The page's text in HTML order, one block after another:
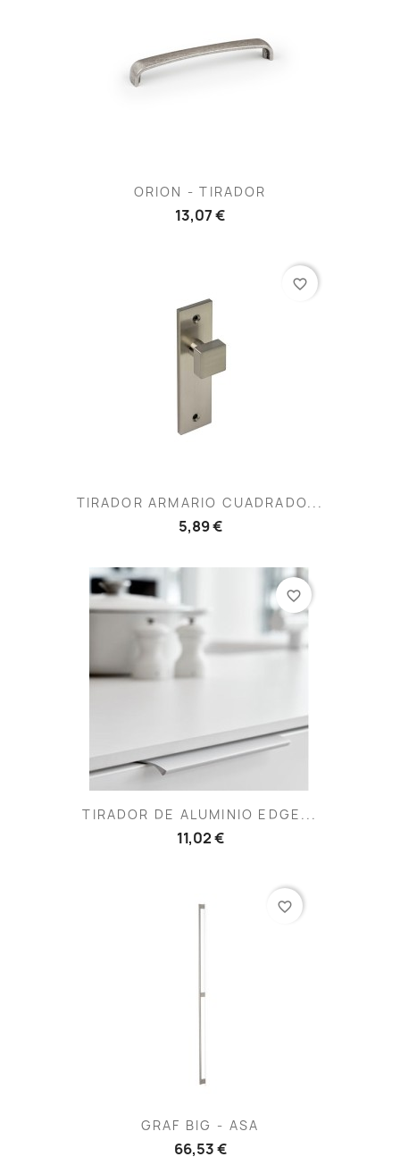
ORION - TIRADOR
13,07 €
TIRADOR ARMARIO CUADRADO...
5,89 €
favorite_border
TIRADOR DE ALUMINIO EDGE...
11,02 €
favorite_border
GRAF BIG - ASA
66,53 €
favorite_border